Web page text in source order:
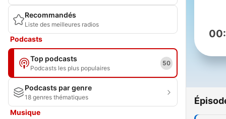
Recommandés
Liste des meilleures radios
Podcasts
Top podcasts
Podcasts les plus populaires
50
Podcasts par genre
18 genres thématiques
Musique